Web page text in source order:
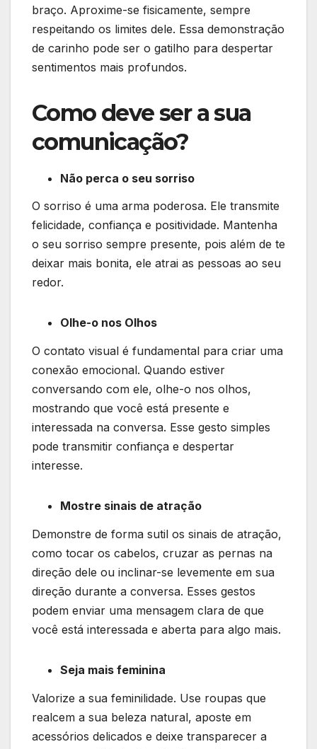
braço. Aproxime-se fisicamente, sempre
respeitando os limites dele. Essa demonstração
de carinho pode ser o gatilho para despertar
sentimentos mais profundos.
Como deve ser a sua
comunicação?
Não perca o seu sorriso
O sorriso é uma arma poderosa. Ele transmite
felicidade, confiança e positividade. Mantenha
o seu sorriso sempre presente, pois além de te
deixar mais bonita, ele atrai as pessoas ao seu
redor.
Olhe-o nos Olhos
O contato visual é fundamental para criar uma
conexão emocional. Quando estiver
conversando com ele, olhe-o nos olhos,
mostrando que você está presente e
interessada na conversa. Esse gesto simples
pode transmitir confiança e despertar
interesse.
Mostre sinais de atração
Demonstre de forma sutil os sinais de atração,
como tocar os cabelos, cruzar as pernas na
direção dele ou inclinar-se levemente em sua
direção durante a conversa. Esses gestos
podem enviar uma mensagem clara de que
você está interessada e aberta para algo mais.
Seja mais feminina
Valorize a sua feminilidade. Use roupas que
realcem a sua beleza natural, aposte em
acessórios delicados e deixe transparecer a